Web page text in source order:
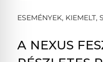
ESEMÉNYEK, KIEMELT,
A NEXUS